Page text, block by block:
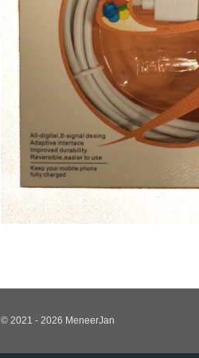
© 2021 - 2026 MeneerJan